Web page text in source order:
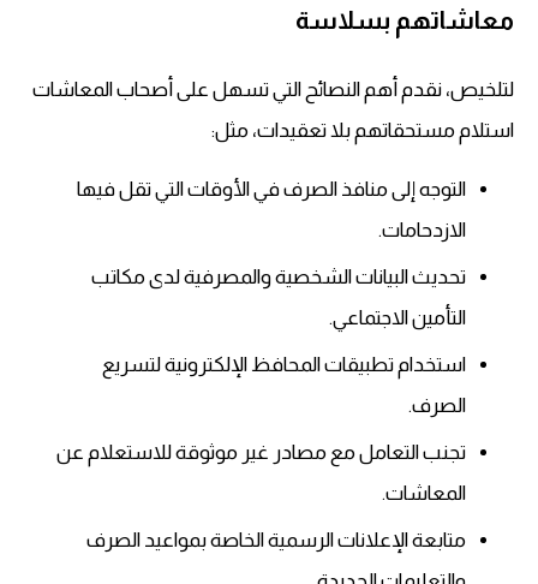
معاشاتهم بسلاسة
لتلخيص، نقدم أهم النصائح التي تسهل على أصحاب المعاشات
استلام مستحقاتهم بلا تعقيدات، مثل:
التوجه إلى منافذ الصرف في الأوقات التي تقل فيها
الازدحامات.
تحديث البيانات الشخصية والمصرفية لدى مكاتب
التأمين الاجتماعي.
استخدام تطبيقات المحافظ الإلكترونية لتسريع
الصرف.
تجنب التعامل مع مصادر غير موثوقة للاستعلام عن
المعاشات.
متابعة الإعلانات الرسمية الخاصة بمواعيد الصرف